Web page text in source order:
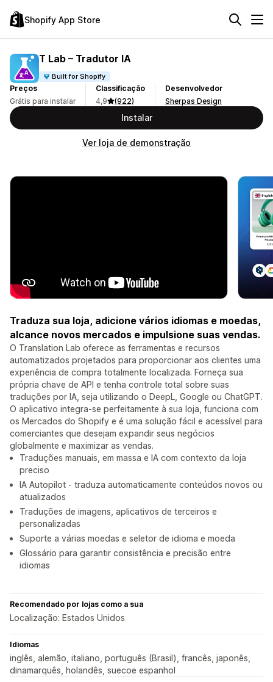
Shopify App Store
T Lab – Tradutor IA
Built for Shopify
Preços
Grátis para instalar
Classificação
4,9
(922)
Desenvolvedor
Sherpas Design
Instalar
Ver loja de demonstração
Traduza sua loja, adicione vários idiomas e moedas,
alcance novos mercados e impulsione suas vendas.
O Translation Lab oferece as ferramentas e recursos
automatizados projetados para proporcionar aos clientes uma
experiência de compra totalmente localizada. Forneça sua
própria chave de API e tenha controle total sobre suas
traduções por IA, seja utilizando o DeepL, Google ou ChatGPT.
O aplicativo integra-se perfeitamente à sua loja, funciona com
os Mercados do Shopify e é uma solução fácil e acessível para
comerciantes que desejam expandir seus negócios
globalmente e maximizar as vendas.
Traduções manuais, em massa e IA com contexto da loja
preciso
IA Autopilot - traduza automaticamente conteúdos novos ou
atualizados
Traduções de imagens, aplicativos de terceiros e
personalizadas
Suporte a várias moedas e seletor de idioma e moeda
Glossário para garantir consistência e precisão entre
idiomas
Recomendado por lojas como a sua
Localização: Estados Unidos
Idiomas
inglês, alemão, italiano, português (Brasil), francês, japonês,
dinamarquês, holandês, suecoe espanhol